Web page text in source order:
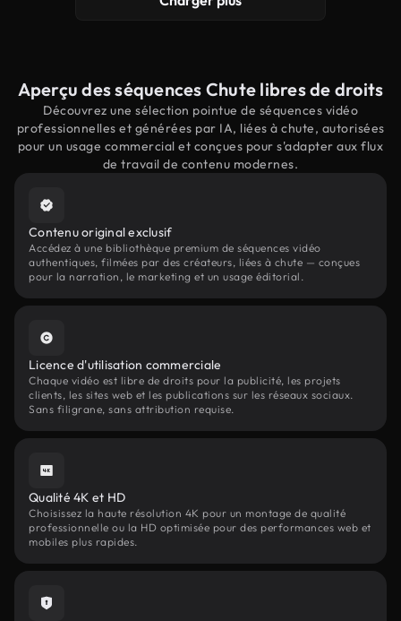
Aperçu des séquences Chute libres de droits
Découvrez une sélection pointue de séquences vidéo
professionnelles et générées par IA, liées à chute, autorisées
pour un usage commercial et conçues pour s'adapter aux flux
de travail de contenu modernes.
Contenu original exclusif
Accédez à une bibliothèque premium de séquences vidéo
authentiques, filmées par des créateurs, liées à chute — conçues
pour la narration, le marketing et un usage éditorial.
Licence d'utilisation commerciale
Chaque vidéo est libre de droits pour la publicité, les projets
clients, les sites web et les publications sur les réseaux sociaux.
Sans filigrane, sans attribution requise.
Qualité 4K et HD
Choisissez la haute résolution 4K pour un montage de qualité
professionnelle ou la HD optimisée pour des performances web et
mobiles plus rapides.